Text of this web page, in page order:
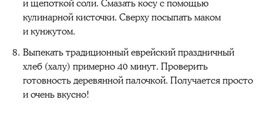
и щепоткой соли. Смазать косу с помощью
кулинарной кисточки. Сверху посыпать маком
и кунжутом.
Выпекать традиционный еврейский праздничный
хлеб (халу) примерно 40 минут. Проверить
готовность деревянной палочкой. Получается просто
и очень вкусно!